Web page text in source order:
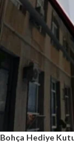
Bohça Hediye